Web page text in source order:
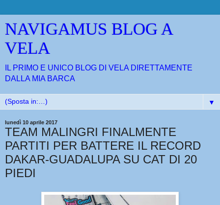
NAVIGAMUS BLOG A
VELA
IL PRIMO E UNICO BLOG DI VELA DIRETTAMENTE
DALLA MIA BARCA
▼
lunedì 10 aprile 2017
TEAM MALINGRI FINALMENTE
PARTITI PER BATTERE IL RECORD
DAKAR-GUADALUPA SU CAT DI 20
PIEDI